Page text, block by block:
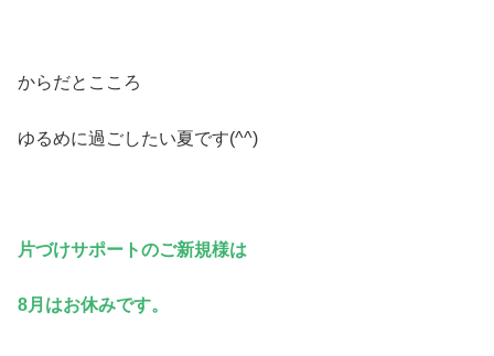
からだとこころ
ゆるめに過ごしたい夏です(^^)
片づけサポートのご新規様は
8月はお休みです。